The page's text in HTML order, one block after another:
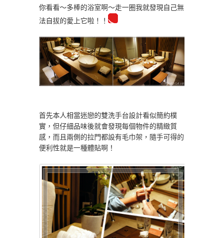
你看看～多棒的浴室啊～走一圈我就發現自己無
法自拔的愛上它啦！！
首先本人相當迷戀的雙洗手台設計看似簡約樸
實，但仔細品味後就會發現每個物件的精緻質
感，而且兩側的拉門都設有毛巾架，隨手可得的
便利性就是一種體貼啊！